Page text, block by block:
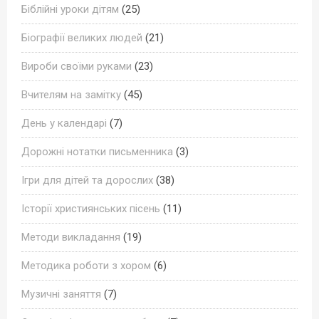
Біблійні уроки дітям (25)
Біографії великих людей (21)
Вироби своїми руками (23)
Вчителям на замітку (45)
День у календарі (7)
Дорожні нотатки письменника (3)
Ігри для дітей та дорослих (38)
Історії християнських пісень (11)
Методи викладання (19)
Методика роботи з хором (6)
Музичні заняття (7)